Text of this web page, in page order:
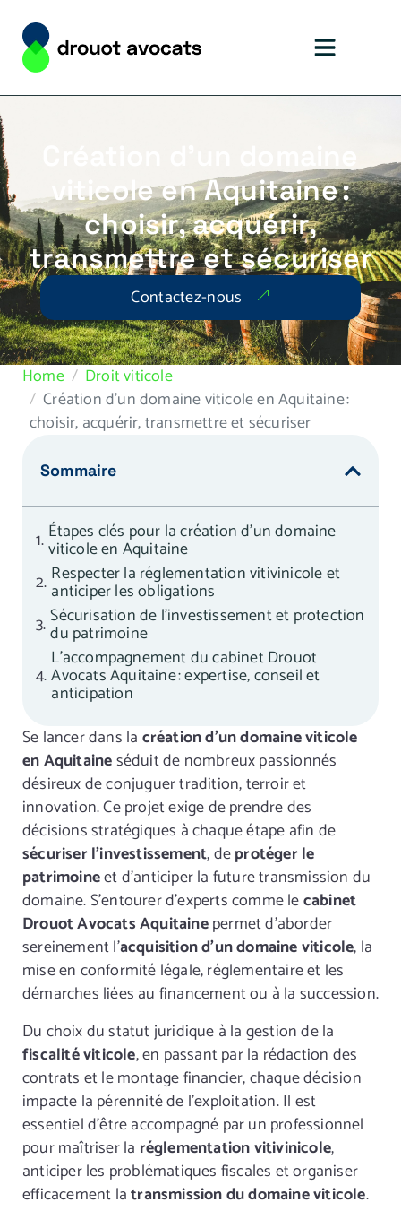
viticole en Aquitaine :
choisir, acquérir,
transmettre et sécuriser
Contactez-nous
Home
Droit viticole
Création d’un domaine viticole en Aquitaine :
choisir, acquérir, transmettre et sécuriser
Sommaire
Étapes clés pour la création d’un domaine
viticole en Aquitaine
Respecter la réglementation vitivinicole et
anticiper les obligations
Sécurisation de l’investissement et protection
du patrimoine
L’accompagnement du cabinet Drouot
Avocats Aquitaine : expertise, conseil et
anticipation
Se lancer dans la création d’un domaine viticole
en Aquitaineséduit de nombreux passionnés
désireux de conjuguer tradition, terroir et
innovation. Ce projet exige de prendre des
décisions stratégiques à chaque étape afin de
sécuriser l’investissement, deprotéger le
patrimoineet d’anticiper la future transmission du
domaine. S’entourer d’experts comme lecabinet
Drouot Avocats Aquitainepermet d’aborder
sereinement l’acquisition d’un domaine viticole, la
mise en conformité légale, réglementaire et les
démarches liées au financement ou à la succession.
Du choix du statut juridique à la gestion de la
fiscalité viticole, en passant par la rédaction des
contrats et le montage financier, chaque décision
impacte la pérennité de l’exploitation. Il est
essentiel d’être accompagné par un professionnel
pour maîtriser la réglementation vitivinicole,
anticiper les problématiques fiscales et organiser
efficacement latransmission du domaine viticole.